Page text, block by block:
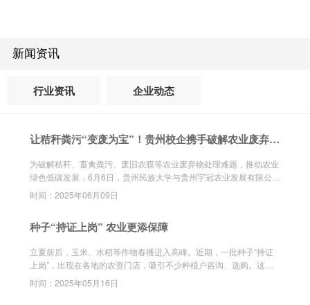
新闻资讯
行业资讯 企业动态
让秸秆粪污“变废为宝”！贵州校企携手破解农业废弃物
为破解秸秆、畜禽粪污、废旧农膜等农业废弃物处理难题，推动农业
绿色低碳发展，6月6日，贵州民族大学与贵州宇冠农业发展有限公司
在贵阳签署《农业废弃物协同高效处理与低碳减排关键技术研发与应
用》深度合作协议，双方将聚焦农业废弃物资源化利用关键技术，深
时间：2025年06月09日
种子“持证上岗” 农业更添保障
立夏前后，玉米、水稻等作物春播进入高峰。近期，一批种子“持证
上岗”，出现在各地的农资门店，吸引不少种植户咨询、选购。这些
种子，就是包装上印有“中国种子认证”标志的首批认证种子。
时间：2025年05月16日